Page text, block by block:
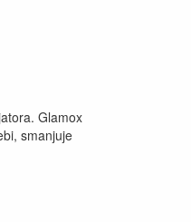
Glamox
smanjuje